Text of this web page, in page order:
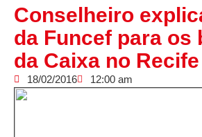
Conselheiro
da Funcef para os
da Caixa no Recife
18/02/2016 12:00 am